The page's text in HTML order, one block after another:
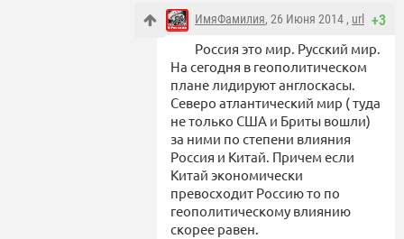
+3
ИмяФамилия, 26 Июня 2014 , url
Россия это мир. Русский мир.
На сегодня в геополитическом
плане лидируют англоскасы.
Северо атлантический мир ( туда
не только США и Бриты вошли)
за ними по степени влияния
Россия и Китай. Причем если
Китай экономически
превосходит Россию то по
геополитическому влиянию
скорее равен.